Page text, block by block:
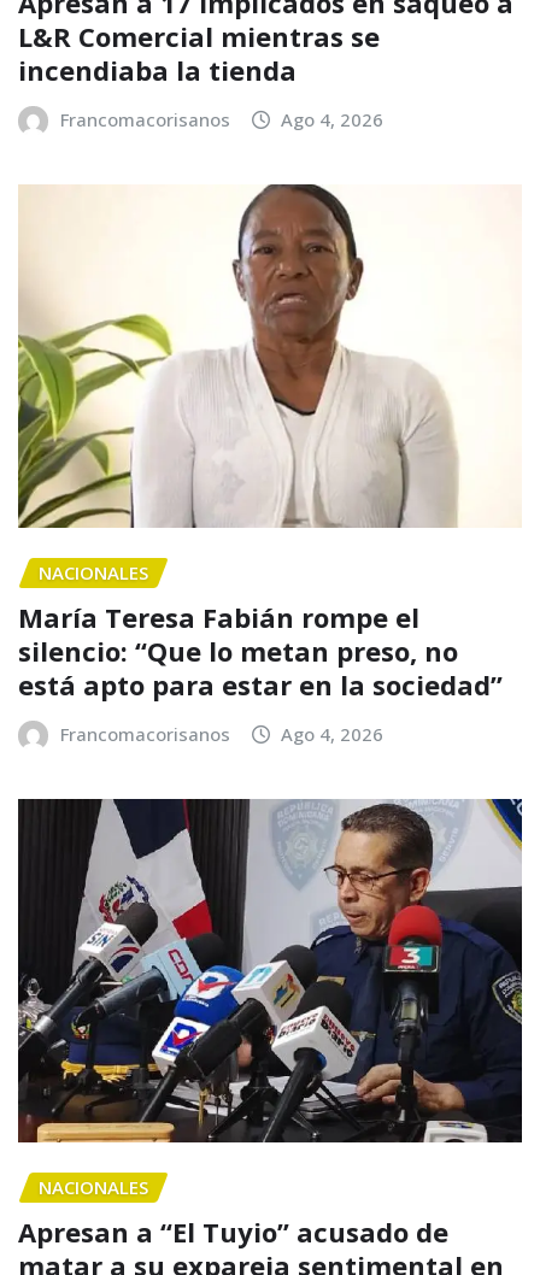
L&R Comercial mientras se
incendiaba la tienda
Francomacorisanos Ago 4, 2026
NACIONALES
María Teresa Fabián rompe el
silencio: “Que lo metan preso, no
está apto para estar en la sociedad”
Francomacorisanos Ago 4, 2026
NACIONALES
Apresan a “El Tuyio” acusado de
matar a su expareja sentimental en